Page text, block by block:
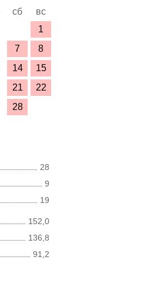
сб
вс
1
7
8
14
15
21
22
28
28
9
19
152,0
136,8
91,2